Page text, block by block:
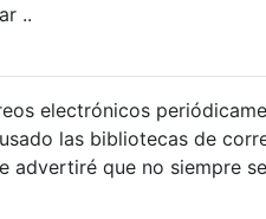
..
electrónicos
las bibliotecas de
advertiré que no siempre se